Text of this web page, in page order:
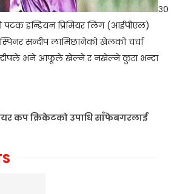
३०
पटक इन्डियन प्रिमियर लिग (आईपीएल)
सन्दीप लामिछानेको खेलको चर्चा
भने आफूले खेल्ने र नखेल्ने कुरा भन्दा
कप क्रिकेटको उपाधि साँफेबगरलाई